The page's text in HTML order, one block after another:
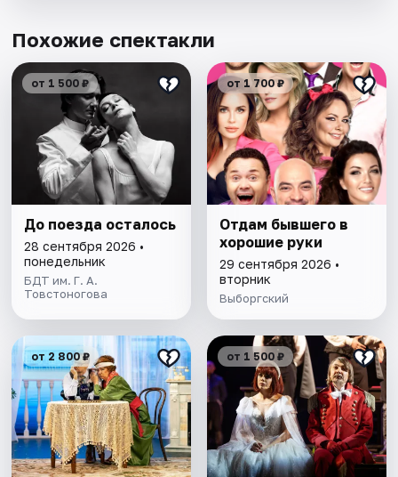
Похожие спектакли
от 1 500 ₽
До поезда осталось
28 сентября 2026 •
понедельник
БДТ им. Г. А.
Товстоногова
от 1 700 ₽
Отдам бывшего в
хорошие руки
29 сентября 2026 •
вторник
Выборгский
от 2 800 ₽ от 1 500 ₽